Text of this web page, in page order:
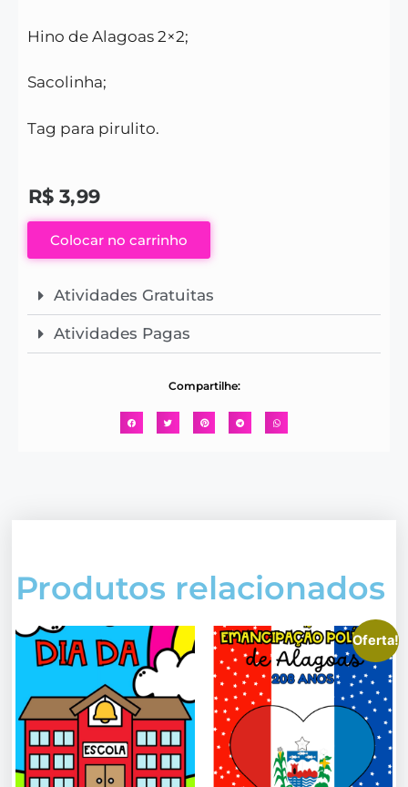
Hino de Alagoas 2×2;
Sacolinha;
Tag para pirulito.
R$ 3,99
Colocar no carrinho
Atividades Gratuitas
Atividades Pagas
Compartilhe:
Produtos relacionados
Oferta!